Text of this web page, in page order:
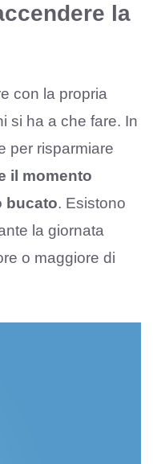
la
con la propria
si ha a che fare. In
per risparmiare
il momento
bucato. Esistono
la giornata
o maggiore di